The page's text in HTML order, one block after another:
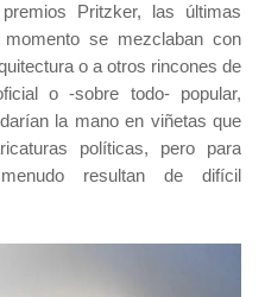
Pritzker, las últimas
se mezclaban con
o a otros rincones de
o -sobre todo- popular,
la mano en viñetas que
políticas, pero para
resultan de difícil